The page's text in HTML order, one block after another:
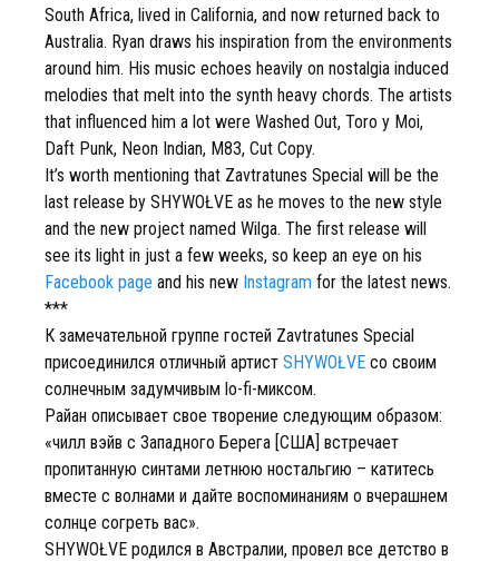
South Africa, lived in California, and now returned back to
Australia. Ryan draws his inspiration from the environments
around him. His music echoes heavily on nostalgia induced
melodies that melt into the synth heavy chords. The artists
that influenced him a lot were Washed Out, Toro y Moi,
Daft Punk, Neon Indian, M83, Cut Copy.
It’s worth mentioning that Zavtratunes Special will be the
last release by SHYWOŁVE as he moves to the new style
and the new project named Wilga. The first release will
see its light in just a few weeks, so keep an eye on his
Facebook page and his new Instagram for the latest news.
***
К замечательной группе гостей Zavtratunes Special
присоединился отличный артист SHYWOŁVE со своим
солнечным задумчивым lo-fi-миксом.
Райан описывает свое творение следующим образом:
«чилл вэйв с Западного Берега [США] встречает
пропитанную синтами летнюю ностальгию – катитесь
вместе с волнами и дайте воспоминаниям о вчерашнем
солнце согреть вас».
SHYWOŁVE родился в Австралии, провел все детство в